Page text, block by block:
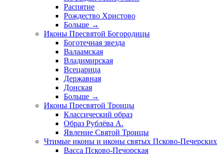
Распятие
Рождество Христово
Больше →
Иконы Пресвятой Богородицы
Боготечная звезда
Валаамская
Владимирская
Всецарица
Державная
Донская
Больше →
Иконы Пресвятой Троицы
Классический образ
Образ Рублёва А.
Явление Святой Троицы
Чтимые иконы и иконы святых Псково-Печерских
Васса Псково-Печорская